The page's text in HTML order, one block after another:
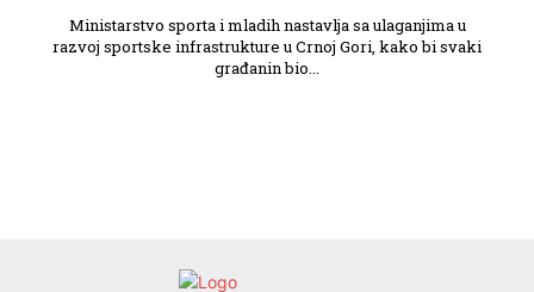
Ministarstvo sporta i mladih nastavlja sa ulaganjima u
razvoj sportske infrastrukture u Crnoj Gori, kako bi svaki
građanin bio...